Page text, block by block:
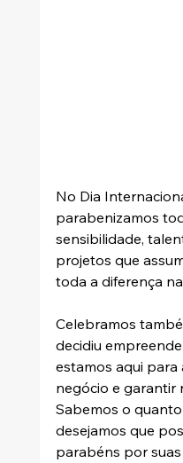
No Dia
parabenizamos
sensibilidade,
projetos que
toda a diferença
Celebramos
decidiu
estamos aqui para
negócio e garantir
Sabemos o
desejamos que
parabéns por